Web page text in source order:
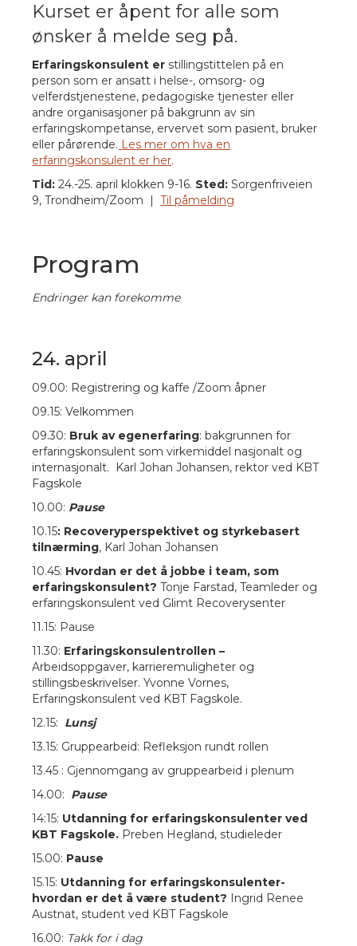
Kurset er åpent for alle som
ønsker å melde seg på.
Erfaringskonsulent er stillingstittelen på en
person som er ansatt i helse-, omsorg- og
velferdstjenestene, pedagogiske tjenester eller
andre organisasjoner på bakgrunn av sin
erfaringskompetanse, ervervet som pasient, bruker
eller pårørende. Les mer om hva en
erfaringskonsulent er her.
Tid: 24.-25. april klokken 9-16. Sted: Sorgenfriveien
9, Trondheim/Zoom |Til påmelding
Program
Endringer kan forekomme
24. april
09.00: Registrering og kaffe /Zoom åpner
09.15: Velkommen
09.30: Bruk av egenerfaring: bakgrunnen for
erfaringskonsulent som virkemiddel nasjonalt og
internasjonalt. Karl Johan Johansen, rektor ved KBT
Fagskole
10.00: Pause
10.15: Recoveryperspektivet og styrkebasert
tilnærming, Karl Johan Johansen
10.45: Hvordan er det å jobbe i team, som
erfaringskonsulent? Tonje Farstad, Teamleder og
erfaringskonsulent ved Glimt Recoverysenter
11.15: Pause
11.30: Erfaringskonsulentrollen –
Arbeidsoppgaver, karrieremuligheter og
stillingsbeskrivelser. Yvonne Vornes,
Erfaringskonsulent ved KBT Fagskole.
12.15: Lunsj
13.15: Gruppearbeid: Refleksjon rundt rollen
13.45 : Gjennomgang av gruppearbeid i plenum
14.00: Pause
14:15: Utdanning for erfaringskonsulenter ved
KBT Fagskole. Preben Hegland, studieleder
15.00: Pause
15.15: Utdanning for erfaringskonsulenter-
hvordan er det å være student? Ingrid Renee
Austnat, student ved KBT Fagskole
16.00: Takk for i dag